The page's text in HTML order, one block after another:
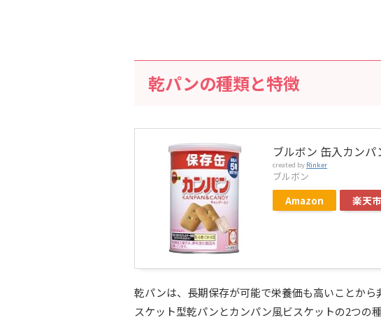
乾パンの種類と特徴
ブルボン 缶入カンパ
created by Rinker
ブルボン
Amazon 楽天
乾パンは、長期保存が可能で栄養価も高いことか
スケット型乾パンとカンパン風ビスケットの2つの